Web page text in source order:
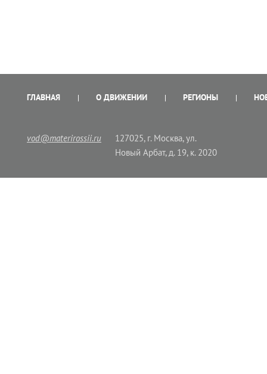
ГЛАВНАЯ О ДВИЖЕНИИ РЕГИОНЫ
vod@materirossii.ru
127025, г. Москва, ул.
Новый Арбат, д. 19, к. 2020